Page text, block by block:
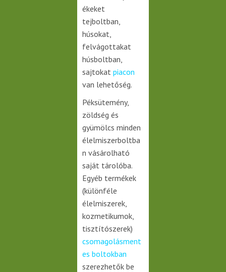
ékeket
tejboltban,
húsokat,
felvágottakat
húsboltban,
sajtokat piacon
van lehetőség.
Péksütemény,
zöldség és
gyümölcs minden
élelmiszerboltba
n vásárolható
saját tárolóba.
Egyéb termékek
(különféle
élelmiszerek,
kozmetikumok,
tisztítószerek)
csomagolásment
es boltokban
szerezhetők be